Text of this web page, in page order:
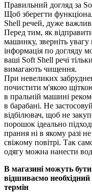
Правильний догляд за
Щоб зберегти
Shell речей, дуже
Перед тим, як
машинку, зверніть увагу
інформація по догляду
ваші Soft Shell речі
вимагають чищення.
При невеликих
почистити м'якою
в пральній машині
в барабані. Не
відбілювач, щоб не
порошок ідеально
прання ні в якому разі
свіжому повітрі. Так
одягу можна нанести
В магазині можуть бути
відшиваємо
термін